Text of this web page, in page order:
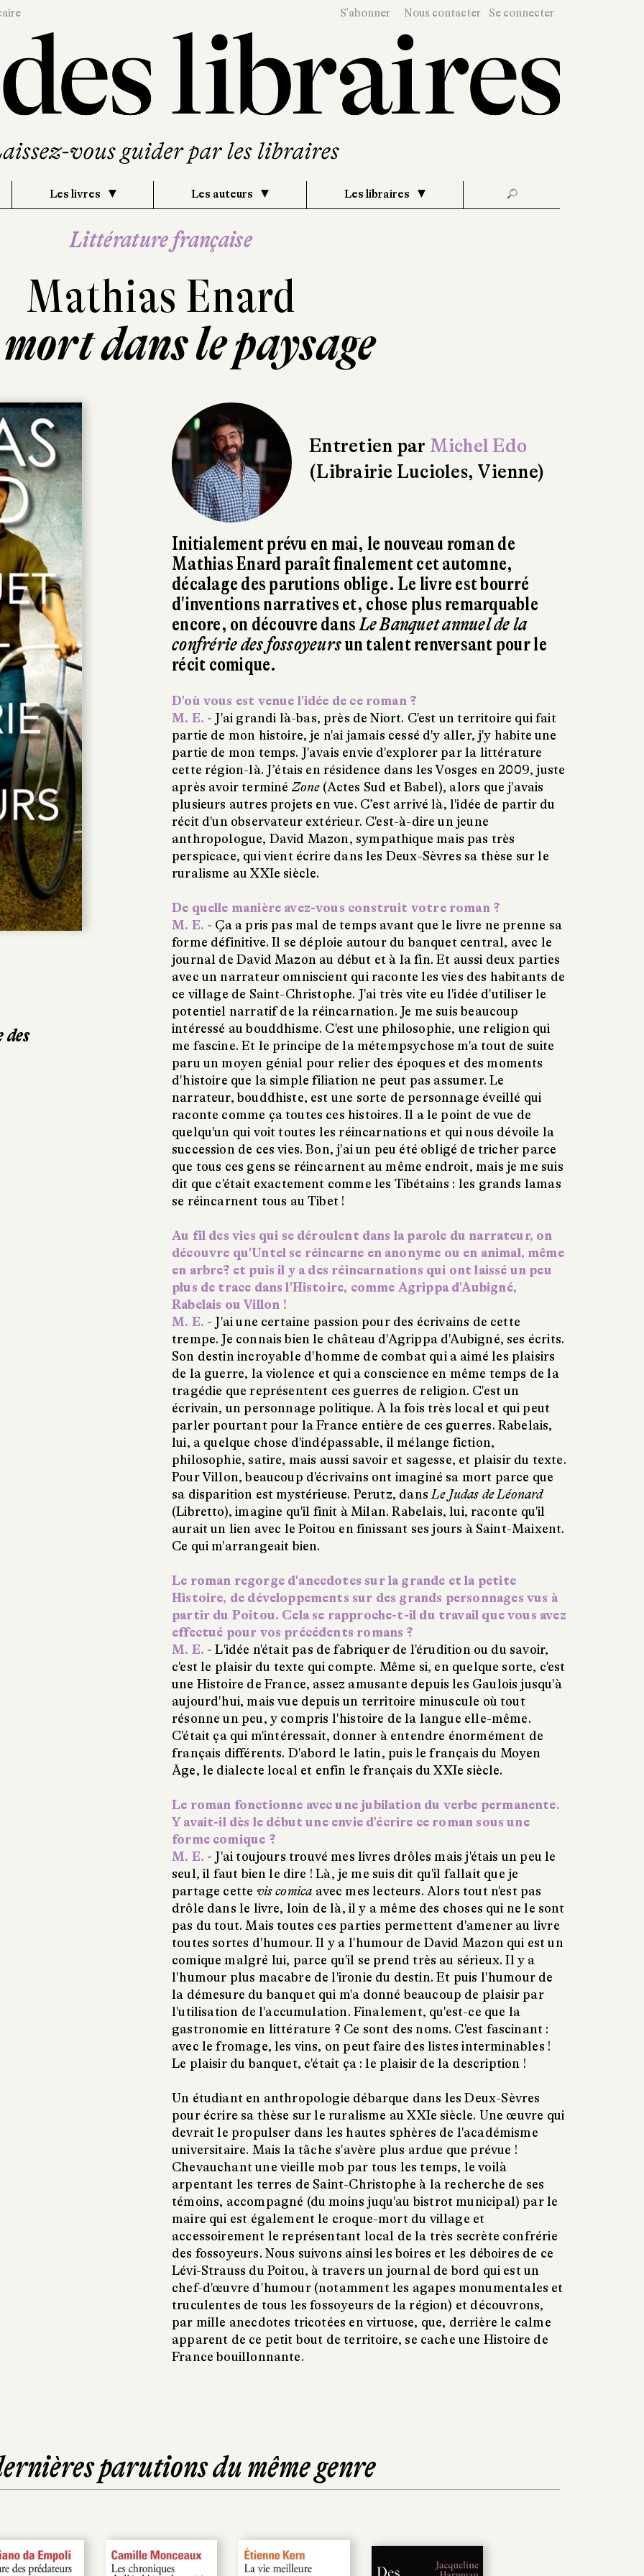
S'abonner Nous contacter Se connecter
Les livres Les auteurs Les libraires 🔎
Littérature française
Mathias Enard
dans le paysage
des
Entretien par Michel Edo
(Librairie Lucioles, Vienne)
Initialement prévu en mai, le nouveau roman de
Mathias Enard paraît finalement cet automne,
décalage des parutions oblige. Le livre est bourré
d'inventions narratives et, chose plus remarquable
encore, on découvre dans LeBanquet annuel de la
confrérie des fossoyeursun talent renversant pour le
récit comique.
D'où vous est venue l'idée de ce roman ?
M. E. - J'ai grandi là-bas, près de Niort. C'est un territoire qui fait
partie de mon histoire, je n'ai jamais cessé d'y aller, j'y habite une
partie de mon temps. J'avais envie d'explorer par la littérature
cette région-là. J’étais en résidence dans les Vosges en 2009, juste
après avoir terminé Zone(Actes Sud et Babel), alors que j'avais
plusieurs autres projets en vue. C’est arrivé là, l'idée de partir du
récit d'un observateur extérieur. C'est-à-dire un jeune
anthropologue, David Mazon, sympathique mais pas très
perspicace, qui vient écrire dans les Deux-Sèvres sa thèse sur le
ruralisme au XXIe siècle.
De quelle manière avez-vous construit votre roman ?
M. E. - Ça a pris pas mal de temps avant que le livre ne prenne sa
forme définitive. Il se déploie autour du banquet central, avec le
journal de David Mazon au début et à la fin. Et aussi deux parties
avec un narrateur omniscient qui raconte les vies des habitants de
ce village de Saint-Christophe. J'ai très vite eu l'idée d'utiliser le
potentiel narratif de la réincarnation. Je me suis beaucoup
intéressé au bouddhisme. C'est une philosophie, une religion qui
me fascine. Et le principe de la métempsychose m'a tout de suite
paru un moyen génial pour relier des époques et des moments
d'histoire que la simple filiation ne peut pas assumer. Le
narrateur, bouddhiste, est une sorte de personnage éveillé qui
raconte comme ça toutes ces histoires. Il a le point de vue de
quelqu'un qui voit toutes les réincarnations et qui nous dévoile la
succession de ces vies. Bon, j'ai un peu été obligé de tricher parce
que tous ces gens se réincarnent au même endroit, mais je me suis
dit que c'était exactement comme les Tibétains : les grands lamas
se réincarnent tous au Tibet !
Au fil des vies qui se déroulent dans la parole du narrateur, on
découvre qu'Untel se réincarne en anonyme ou en animal, même
en arbre? et puis il y a des réincarnations qui ont laissé un peu
plus de trace dans l'Histoire, comme Agrippa d'Aubigné,
Rabelais ou Villon !
M. E. - J'ai une certaine passion pour des écrivains de cette
trempe. Je connais bien le château d'Agrippa d'Aubigné, ses écrits.
Son destin incroyable d'homme de combat qui a aimé les plaisirs
de la guerre, la violence et qui a conscience en même temps de la
tragédie que représentent ces guerres de religion. C'est un
écrivain, un personnage politique. À la fois très local et qui peut
parler pourtant pour la France entière de ces guerres. Rabelais,
lui, a quelque chose d'indépassable, il mélange fiction,
philosophie, satire, mais aussi savoir et sagesse, et plaisir du texte.
Pour Villon, beaucoup d'écrivains ont imaginé sa mort parce que
sa disparition est mystérieuse. Perutz, dans Le Judas de Léonard
(Libretto), imagine qu'il finit à Milan. Rabelais, lui, raconte qu'il
aurait un lien avec le Poitou en finissant ses jours à Saint-Maixent.
Ce qui m'arrangeait bien.
Le roman regorge d'anecdotes sur la grande et la petite
Histoire, de développements sur des grands personnages vus à
partir du Poitou. Cela se rapproche-t-il du travail que vous avez
effectué pour vos précédents romans ?
M. E. - L'idée n'était pas de fabriquer de l'érudition ou du savoir,
c'est le plaisir du texte qui compte. Même si, en quelque sorte, c'est
une Histoire de France, assez amusante depuis les Gaulois jusqu'à
aujourd'hui, mais vue depuis un territoire minuscule où tout
résonne un peu, y compris l'histoire de la langue elle-même.
C'était ça qui m'intéressait, donner à entendre énormément de
français différents. D'abord le latin, puis le français du Moyen
Âge, le dialecte local et enfin le français du XXIe siècle.
Le roman fonctionne avec une jubilation du verbe permanente.
Y avait-il dès le début une envie d'écrire ce roman sous une
forme comique ?
M. E. - J'ai toujours trouvé mes livres drôles mais j'étais un peu le
seul, il faut bien le dire ! Là, je me suis dit qu'il fallait que je
partage cette vis comica avec mes lecteurs. Alors tout n'est pas
drôle dans le livre, loin de là, il y a même des choses qui ne le sont
pas du tout. Mais toutes ces parties permettent d'amener au livre
toutes sortes d'humour. Il y a l'humour de David Mazon qui est un
comique malgré lui, parce qu'il se prend très au sérieux. Il y a
l'humour plus macabre de l'ironie du destin. Et puis l'humour de
la démesure du banquet qui m'a donné beaucoup de plaisir par
l'utilisation de l'accumulation. Finalement, qu'est-ce que la
gastronomie en littérature ? Ce sont des noms. C'est fascinant :
avec le fromage, les vins, on peut faire des listes interminables !
Le plaisir du banquet, c'était ça : le plaisir de la description !
Un étudiant en anthropologie débarque dans les Deux-Sèvres
pour écrire sa thèse sur le ruralisme au XXIe siècle. Une œuvre qui
devrait le propulser dans les hautes sphères de l'académisme
universitaire. Mais la tâche s'avère plus ardue que prévue !
Chevauchant une vieille mob par tous les temps, le voilà
arpentant les terres de Saint-Christophe à la recherche de ses
témoins, accompagné (du moins juqu'au bistrot municipal) par le
maire qui est également le croque-mort du village et
accessoirement le représentant local de la très secrète confrérie
des fossoyeurs. Nous suivons ainsi les boires et les déboires de ce
Lévi-Strauss du Poitou, à travers un journal de bord qui est un
chef-d'œuvre d'humour (notamment les agapes monumentales et
truculentes de tous les fossoyeurs de la région) et découvrons,
par mille anecdotes tricotées en virtuose, que, derrière le calme
apparent de ce petit bout de territoire, se cache une Histoire de
France bouillonnante.
parutions du même genre